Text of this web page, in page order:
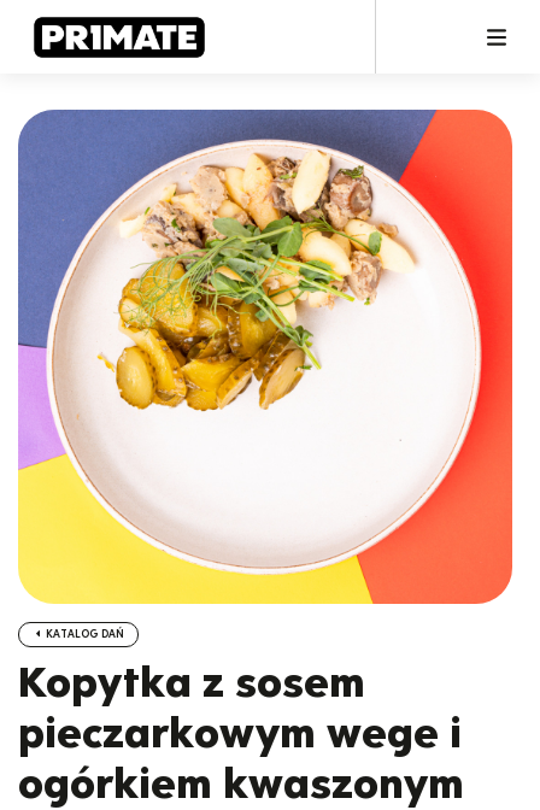
KATALOG DAŃ
Kopytka z sosem
pieczarkowym wege i
ogórkiem kwaszonym